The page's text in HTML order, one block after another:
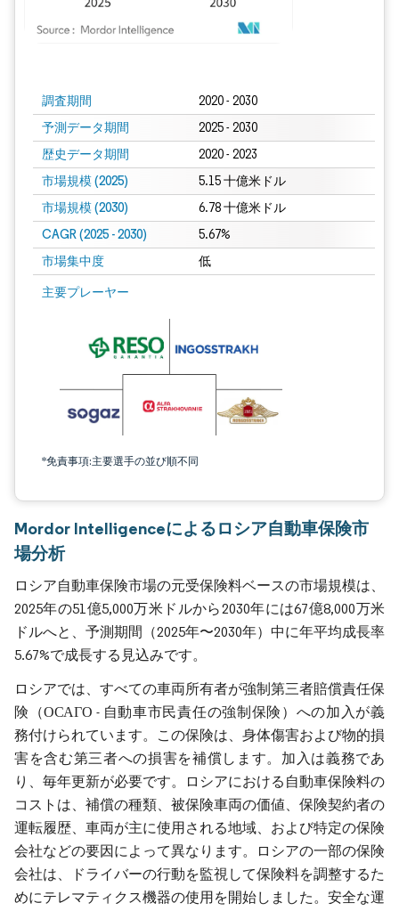
調査期間 2020 - 2030
予測データ期間 2025 - 2030
歴史データ期間 2020 - 2023
市場規模 (2025) 5.15 十億米ドル
市場規模 (2030) 6.78 十億米ドル
CAGR (2025 - 2030) 5.67%
市場集中度 低
主要プレーヤー
*免責事項:主要選手の並び順不同
Mordor Intelligenceによるロシア自動車保険市
場分析
ロシア自動車保険市場の元受保険料ベースの市場規模は、
2025年の51億5,000万米ドルから2030年には67億8,000万米
ドルへと、予測期間（2025年〜2030年）中に年平均成長率
5.67%で成長する見込みです。
ロシアでは、すべての車両所有者が強制第三者賠償責任保
険（ОСАГО - 自動車市民責任の強制保険）への加入が義
務付けられています。この保険は、身体傷害および物的損
害を含む第三者への損害を補償します。加入は義務であ
り、毎年更新が必要です。ロシアにおける自動車保険料の
コストは、補償の種類、被保険車両の価値、保険契約者の
運転履歴、車両が主に使用される地域、および特定の保険
会社などの要因によって異なります。ロシアの一部の保険
会社は、ドライバーの行動を監視して保険料を調整するた
めにテレマティクス機器の使用を開始しました。安全な運